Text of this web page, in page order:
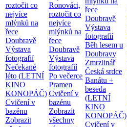
roztočit co
nejvíce
mlýnků na
řece
Doubravě
Výstava
fotografií
Nečekané
léto (LETNÍ
KINO
KONOPÁČ)
Cvičení v
bazénu
Zobrazit
Ronováci,
roztočit co
nejvíce
mlýnků na
řece
Doubravě
Výstava
fotografií
Po večerce
Pramen
Cvičení v
bazénu
Zobrazit
všechny
řece
Doubravě
Výstava
fotografií
Běh lesem u
Doubravy
Zmrzlinář
Česká srdce
Banátu +
beseda
(LETNÍ
KINO
KONOPÁČ)
Cvičení v